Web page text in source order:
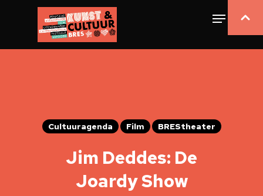
Cultuuragenda Film BREStheater
Jim Deddes: De
Joardy Show